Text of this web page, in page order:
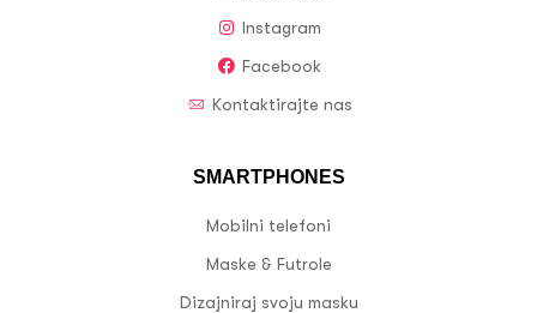
Instagram
Facebook
Kontaktirajte nas
SMARTPHONES
Mobilni telefoni
Maske & Futrole
Dizajniraj svoju masku